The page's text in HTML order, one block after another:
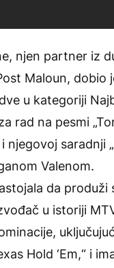
njen partner iz
Maloun, dobio
u kategoriji
rad na pesmi
njegovoj saradnji
Valenom.
da produži
u istoriji
Hold ‘Em,“ i